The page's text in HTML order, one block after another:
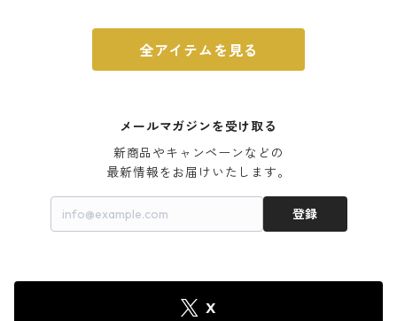
全アイテムを見る
メールマガジンを受け取る
新商品やキャンペーンなどの
最新情報をお届けいたします。
登録
X